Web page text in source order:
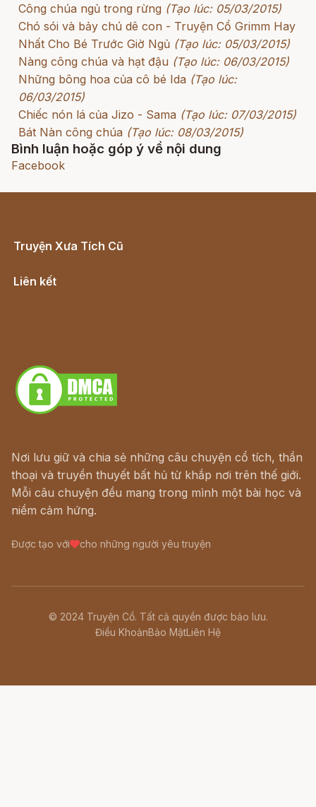
Công chúa ngủ trong rừng (Tạo lúc: 05/03/2015)
Chó sói và bảy chú dê con - Truyện Cổ Grimm Hay
Nhất Cho Bé Trước Giờ Ngủ (Tạo lúc: 05/03/2015)
Nàng công chúa và hạt đậu (Tạo lúc: 06/03/2015)
Những bông hoa của cô bé Ida (Tạo lúc:
06/03/2015)
Chiếc nón lá của Jizo - Sama (Tạo lúc: 07/03/2015)
Bát Nàn công chúa (Tạo lúc: 08/03/2015)
Bình luận hoặc góp ý về nội dung
Facebook
Truyện Xưa Tích Cũ
Liên kết
Nơi lưu giữ và chia sẻ những câu chuyện cổ tích, thần
thoại và truyền thuyết bất hủ từ khắp nơi trên thế giới.
Mỗi câu chuyện đều mang trong mình một bài học và
niềm cảm hứng.
Được tạo với cho những người yêu truyện
© 2024 Truyện Cổ. Tất cả quyền được bảo lưu.
Điều KhoảnBảo MậtLiên Hệ